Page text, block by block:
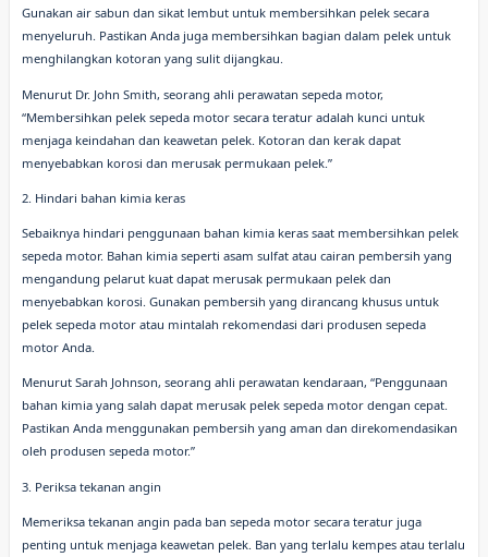
Gunakan air sabun dan sikat lembut untuk membersihkan pelek secara
menyeluruh. Pastikan Anda juga membersihkan bagian dalam pelek untuk
menghilangkan kotoran yang sulit dijangkau.
Menurut Dr. John Smith, seorang ahli perawatan sepeda motor,
“Membersihkan pelek sepeda motor secara teratur adalah kunci untuk
menjaga keindahan dan keawetan pelek. Kotoran dan kerak dapat
menyebabkan korosi dan merusak permukaan pelek.”
2. Hindari bahan kimia keras
Sebaiknya hindari penggunaan bahan kimia keras saat membersihkan pelek
sepeda motor. Bahan kimia seperti asam sulfat atau cairan pembersih yang
mengandung pelarut kuat dapat merusak permukaan pelek dan
menyebabkan korosi. Gunakan pembersih yang dirancang khusus untuk
pelek sepeda motor atau mintalah rekomendasi dari produsen sepeda
motor Anda.
Menurut Sarah Johnson, seorang ahli perawatan kendaraan, “Penggunaan
bahan kimia yang salah dapat merusak pelek sepeda motor dengan cepat.
Pastikan Anda menggunakan pembersih yang aman dan direkomendasikan
oleh produsen sepeda motor.”
3. Periksa tekanan angin
Memeriksa tekanan angin pada ban sepeda motor secara teratur juga
penting untuk menjaga keawetan pelek. Ban yang terlalu kempes atau terlalu